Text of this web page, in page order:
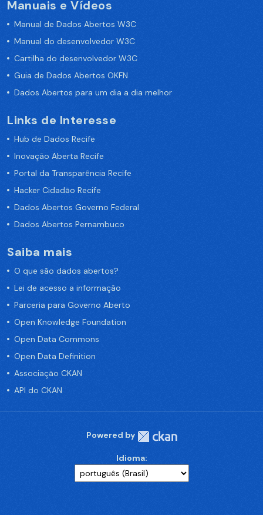
Manuais e Vídeos
Manual de Dados Abertos W3C
Manual do desenvolvedor W3C
Cartilha do desenvolvedor W3C
Guia de Dados Abertos OKFN
Dados Abertos para um dia a dia melhor
Links de Interesse
Hub de Dados Recife
Inovação Aberta Recife
Portal da Transparência Recife
Hacker Cidadão Recife
Dados Abertos Governo Federal
Dados Abertos Pernambuco
Saiba mais
O que são dados abertos?
Lei de acesso a informação
Parceria para Governo Aberto
Open Knowledge Foundation
Open Data Commons
Open Data Definition
Associação CKAN
API do CKAN
Powered by
Idioma